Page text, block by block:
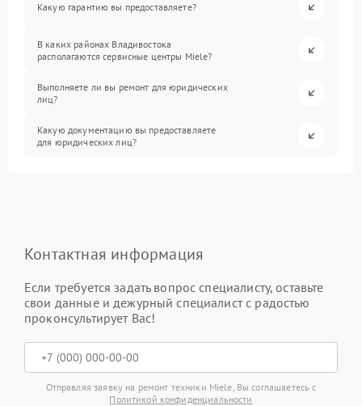
Какую гарантию вы предоставляете?
В каких районах Владивостока
располагаются сервисные центры Miele?
Выполняете ли вы ремонт для юридических
лиц?
Какую документацию вы предоставляете
для юридических лиц?
Контактная информация
Если требуется задать вопрос специалисту, оставьте
свои данные и дежурный специалист с радостью
проконсультирует Вас!
Отправляя заявку на ремонт техники Miele, Вы соглашаетесь с
Политикой конфиденциальности